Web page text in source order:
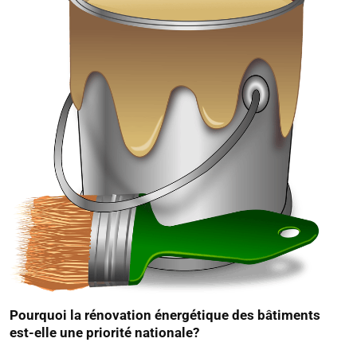
Pourquoi la rénovation énergétique des bâtiments
est-elle une priorité nationale?